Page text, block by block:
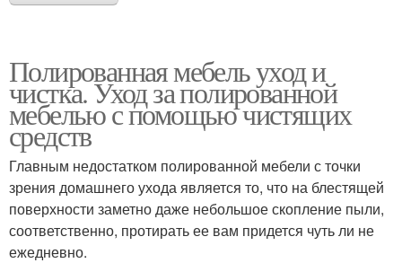
Полированная мебель уход и
чистка. Уход за полированной
мебелью с помощью чистящих
средств
Главным недостатком полированной мебели с точки
зрения домашнего ухода является то, что на блестящей
поверхности заметно даже небольшое скопление пыли,
соответственно, протирать ее вам придется чуть ли не
ежедневно.